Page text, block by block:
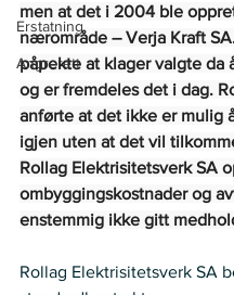
Erstatning
Angrerett
men at det i 2004 ble
nærområde – Verja Kraft
påpekte at klager valgte da
og er fremdeles det i dag.
anførte at det ikke er mulig
igjen uten at det vil
Rollag Elektrisitetsverk SA
ombyggingskostnader og
enstemmig ikke gitt
Rollag Elektrisitetsverk SA